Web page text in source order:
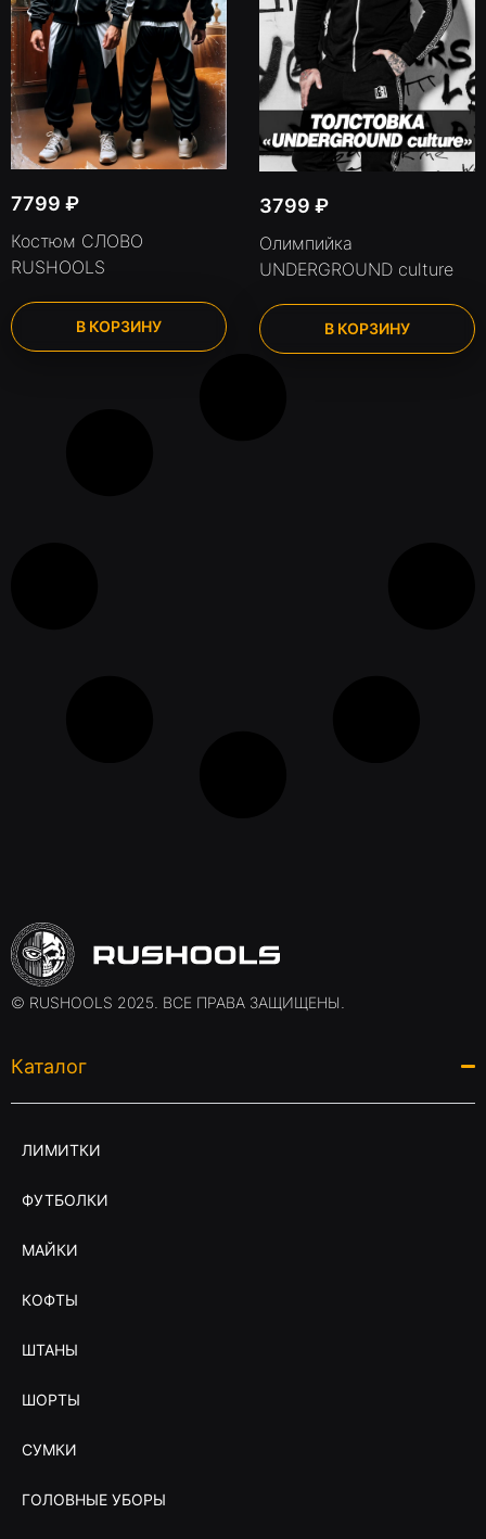
7799 ₽
Костюм СЛОВО
RUSHOOLS
В КОРЗИНУ
3799 ₽
Олимпийка
UNDERGROUND culture
В КОРЗИНУ
© RUSHOOLS 2025. ВСЕ ПРАВА ЗАЩИЩЕНЫ.
Каталог
ЛИМИТКИ
ФУТБОЛКИ
МАЙКИ
КОФТЫ
ШТАНЫ
ШОРТЫ
СУМКИ
ГОЛОВНЫЕ УБОРЫ